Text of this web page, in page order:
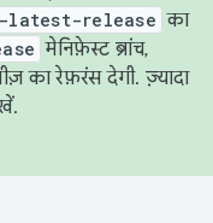
latest-release का
मेनिफ़ेस्ट ब्रांच,
का रेफ़रंस देगी. ज़्यादा